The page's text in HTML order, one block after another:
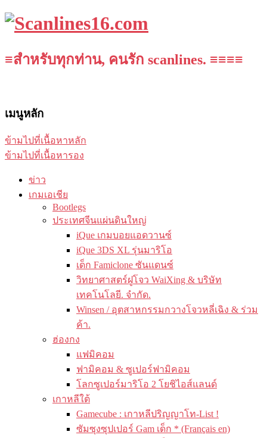
≡สำหรับทุกท่าน, คนรัก scanlines. ≡≡≡≡
เมนูหลัก
ข้ามไปที่เนื้อหาหลัก
ข้ามไปที่เนื้อหารอง
ข่าว
เกมเอเชีย
Bootlegs
ประเทศจีนแผ่นดินใหญ่
iQue เกมบอยแอดวานซ์
iQue 3DS XL รุ่นมาริโอ
เด็ก Famiclone ซันแดนซ์
วิทยาศาสตร์ฝูโจว WaiXing & บริษัท
เทคโนโลยี. จำกัด.
Winsen / อุตสาหกรรมกวางโจวหลี่เฉิง & ร่วม
ค้า.
ฮ่องกง
แฟมิคอม
ฟามิคอม & ซูเปอร์ฟามิคอม
โลกซูเปอร์มาริโอ 2 โยชิไอส์แลนด์
เกาหลีใต้
Gamecube : เกาหลีปริญญาโท-List !
ซัมซุงซุปเปอร์ Gam เด็ก * (Français en)